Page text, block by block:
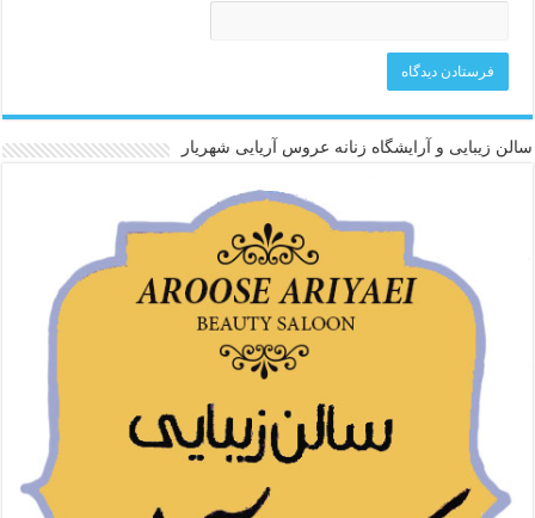
سالن زیبایی و آرایشگاه زنانه عروس آریایی شهریار